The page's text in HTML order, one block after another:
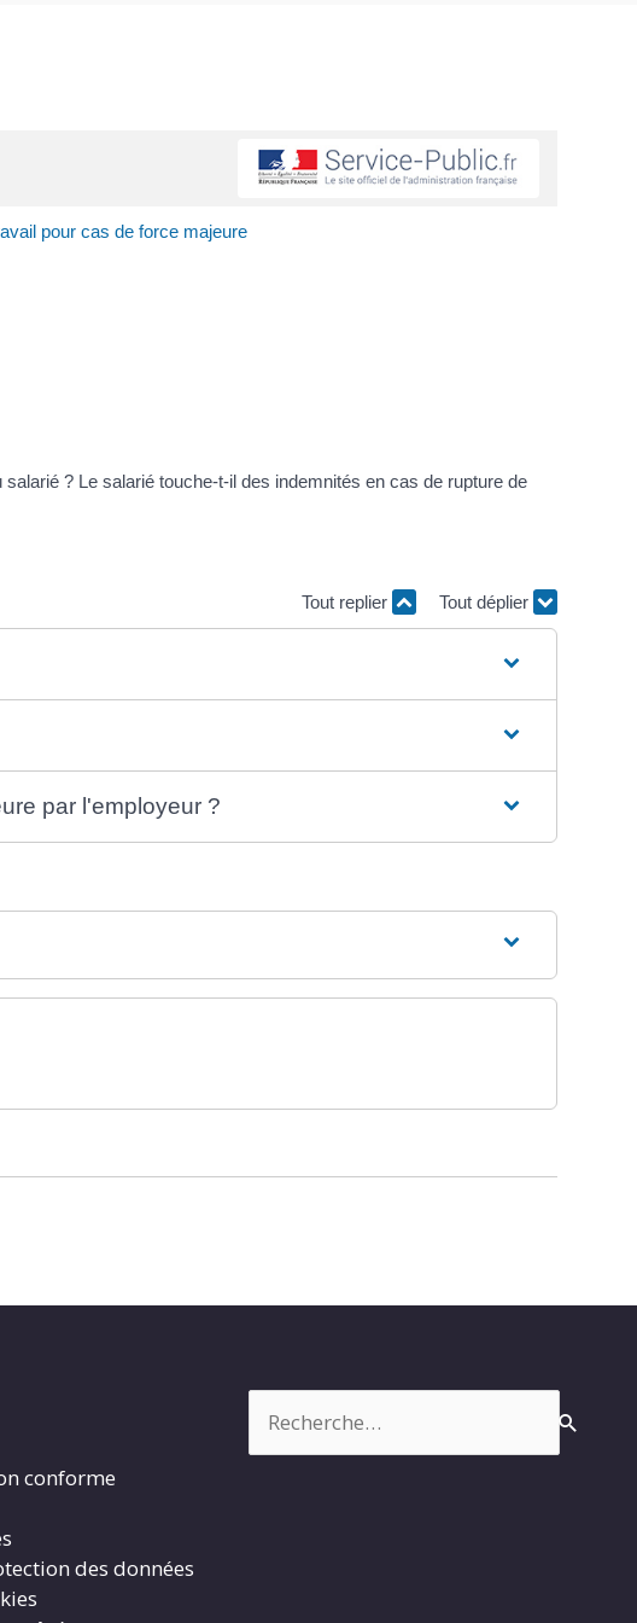
pour cas de force majeure
? Le salarié touche-t-il des indemnités en cas de rupture de
Tout replier Tout déplier
par l'employeur ?
conforme
des données